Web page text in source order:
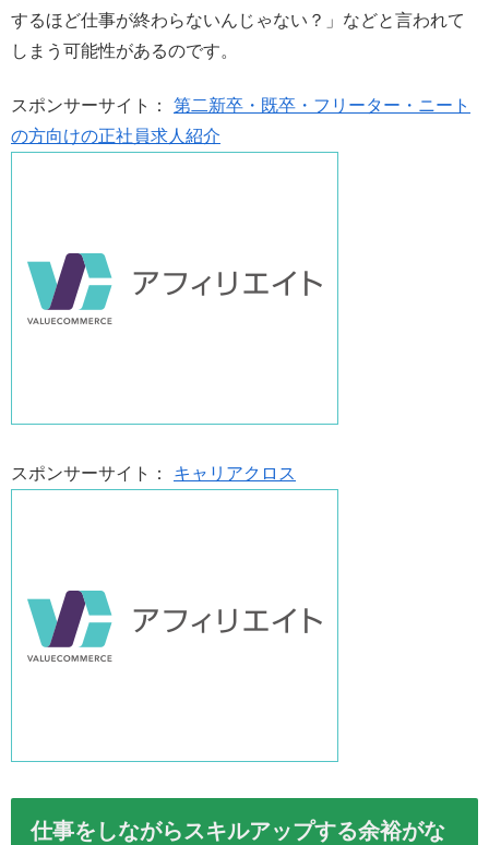
するほど仕事が終わらないんじゃない？」などと言われて
しまう可能性があるのです。
スポンサーサイト： 第二新卒・既卒・フリーター・ニート
の方向けの正社員求人紹介
スポンサーサイト： キャリアクロス
仕事をしながらスキルアップする余裕がな